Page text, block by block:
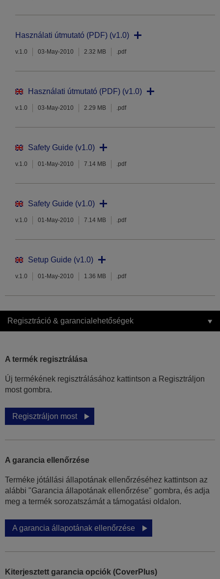
Használati útmutató (PDF) (v1.0)
v.1.0 03-May-2010 2.32 MB .pdf
Használati útmutató (PDF) (v1.0)
v.1.0 03-May-2010 2.29 MB .pdf
Safety Guide (v1.0)
v.1.0 01-May-2010 7.14 MB .pdf
Safety Guide (v1.0)
v.1.0 01-May-2010 7.14 MB .pdf
Setup Guide (v1.0)
v.1.0 01-May-2010 1.36 MB .pdf
Regisztráció & garancialehetőségek
A termék regisztrálása
Új termékének regisztrálásához kattintson a Regisztráljon
most gombra.
Regisztráljon most
A garancia ellenőrzése
Terméke jótállási állapotának ellenőrzéséhez kattintson az
alábbi "Garancia állapotának ellenőrzése" gombra, és adja
meg a termék sorozatszámát a támogatási oldalon.
A garancia állapotának ellenőrzése
Kiterjesztett garancia opciók (CoverPlus)